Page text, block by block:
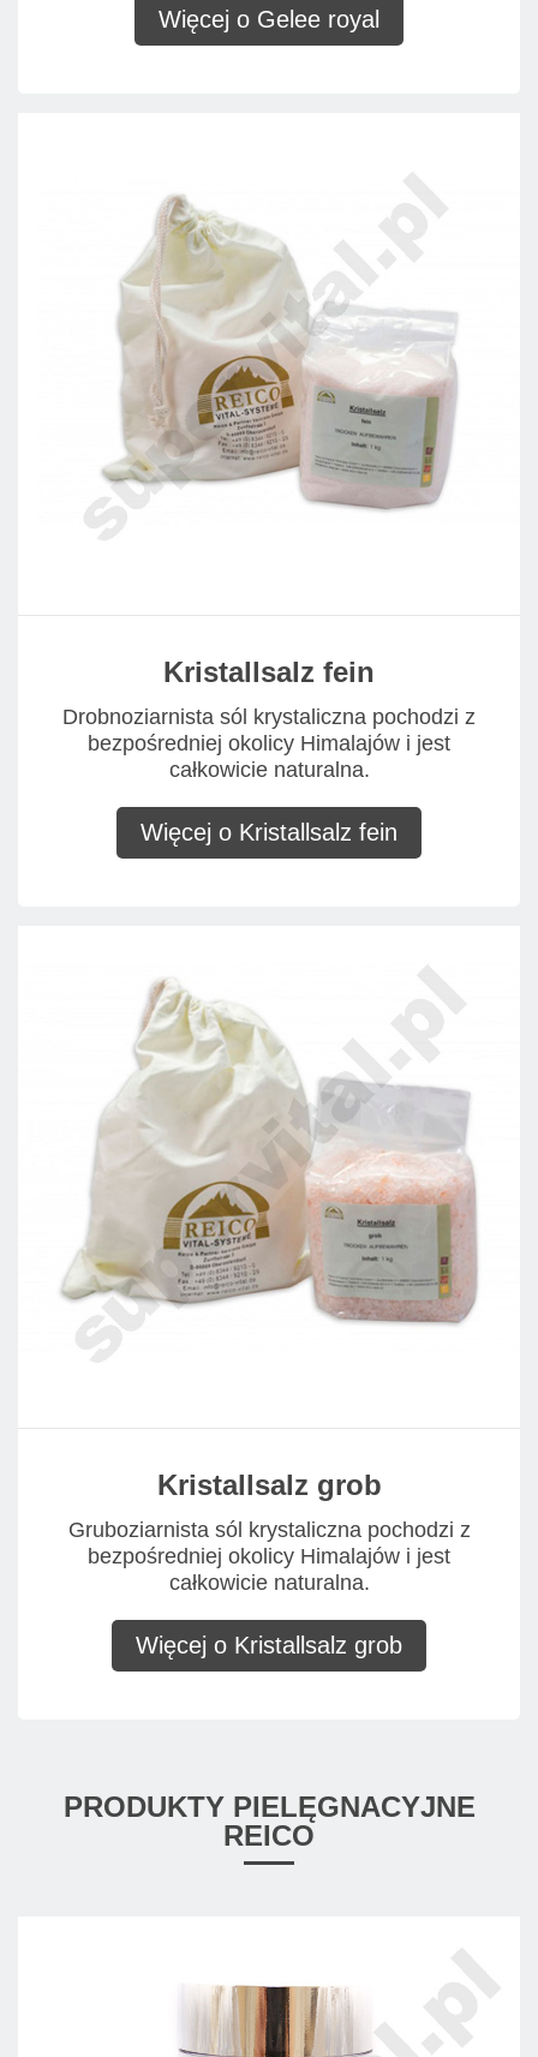
Więcej o Gelee royal
Kristallsalz fein
Drobnoziarnista sól krystaliczna pochodzi z
bezpośredniej okolicy Himalajów i jest
całkowicie naturalna.
Więcej o Kristallsalz fein
Kristallsalz grob
Gruboziarnista sól krystaliczna pochodzi z
bezpośredniej okolicy Himalajów i jest
całkowicie naturalna.
Więcej o Kristallsalz grob
PRODUKTY PIELĘGNACYJNE
REICO